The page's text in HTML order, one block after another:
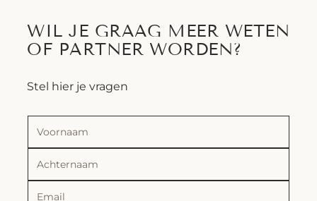
WIL JE GRAAG MEER WETEN
OF PARTNER WORDEN?
Stel hier je vragen